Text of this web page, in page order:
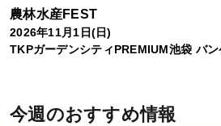
農林水産FEST
2026年11月1日(日)
TKPガーデンシティPREMIUM池袋 バ
今週のおすすめ情報